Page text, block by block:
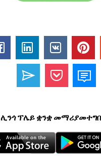
ሊንጎ ፕሌይ ቋንቋ